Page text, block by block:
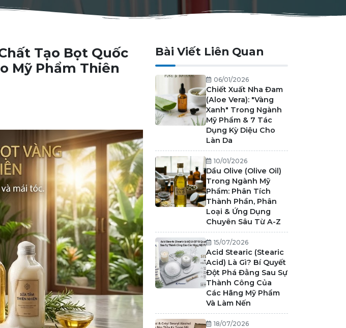
Tạo Bọt Quốc
Mỹ Phẩm Thiên
Bài Viết Liên Quan
06/01/2026
Chiết Xuất Nha Đam
(Aloe Vera): "Vàng
Xanh" Trong Ngành
Mỹ Phẩm & 7 Tác
Dụng Kỳ Diệu Cho
Làn Da
10/01/2026
Dầu Olive (Olive Oil)
Trong Ngành Mỹ
Phẩm: Phân Tích
Thành Phần, Phân
Loại & Ứng Dụng
Chuyên Sâu Từ A-Z
15/07/2026
Acid Stearic (Stearic
Acid) Là Gì? Bí Quyết
Đột Phá Đằng Sau Sự
Thành Công Của
Các Hãng Mỹ Phẩm
Và Làm Nến
18/07/2026